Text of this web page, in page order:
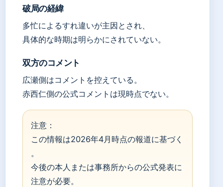
破局の経緯
多忙によるすれ違いが主因とされ、
具体的な時期は明らかにされていない。
双方のコメント
広瀬側はコメントを控えている。
赤西仁側の公式コメントは現時点でない。
注意：
この情報は2026年4月時点の報道に基づく
。
今後の本人または事務所からの公式発表に
注意が必要。